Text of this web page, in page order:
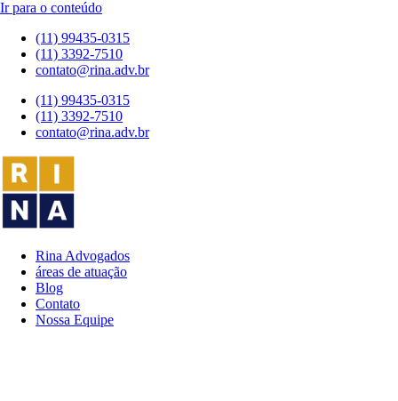
Ir para o conteúdo
(11) 99435-0315
(11) 3392-7510
contato@rina.adv.br
(11) 99435-0315
(11) 3392-7510
contato@rina.adv.br
Rina Advogados
áreas de atuação
Blog
Contato
Nossa Equipe